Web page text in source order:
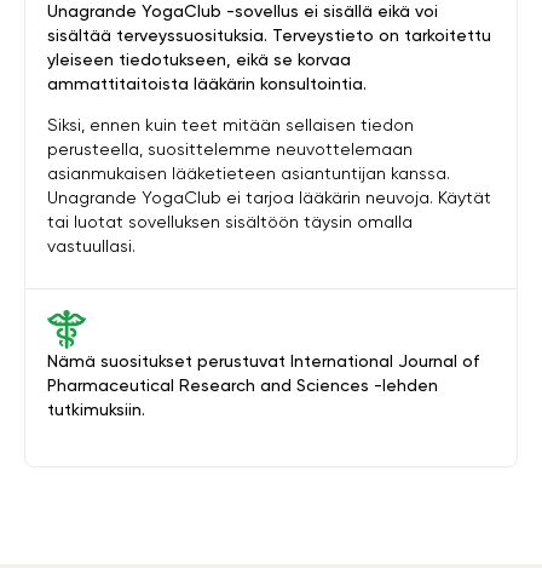
Nämä suositukset perustuvat International Journal of
Pharmaceutical Research and Sciences -lehden
tutkimuksiin.
Unagrande YogaClub -sovellus ei sisällä eikä voi
sisältää terveyssuosituksia. Terveystieto on tarkoitettu
yleiseen tiedotukseen, eikä se korvaa
ammattitaitoista lääkärin konsultointia.
Siksi, ennen kuin teet mitään sellaisen tiedon
perusteella, suosittelemme neuvottelemaan
asianmukaisen lääketieteen asiantuntijan kanssa.
Unagrande YogaClub ei tarjoa lääkärin neuvoja. Käytät
tai luotat sovelluksen sisältöön täysin omalla
vastuullasi.